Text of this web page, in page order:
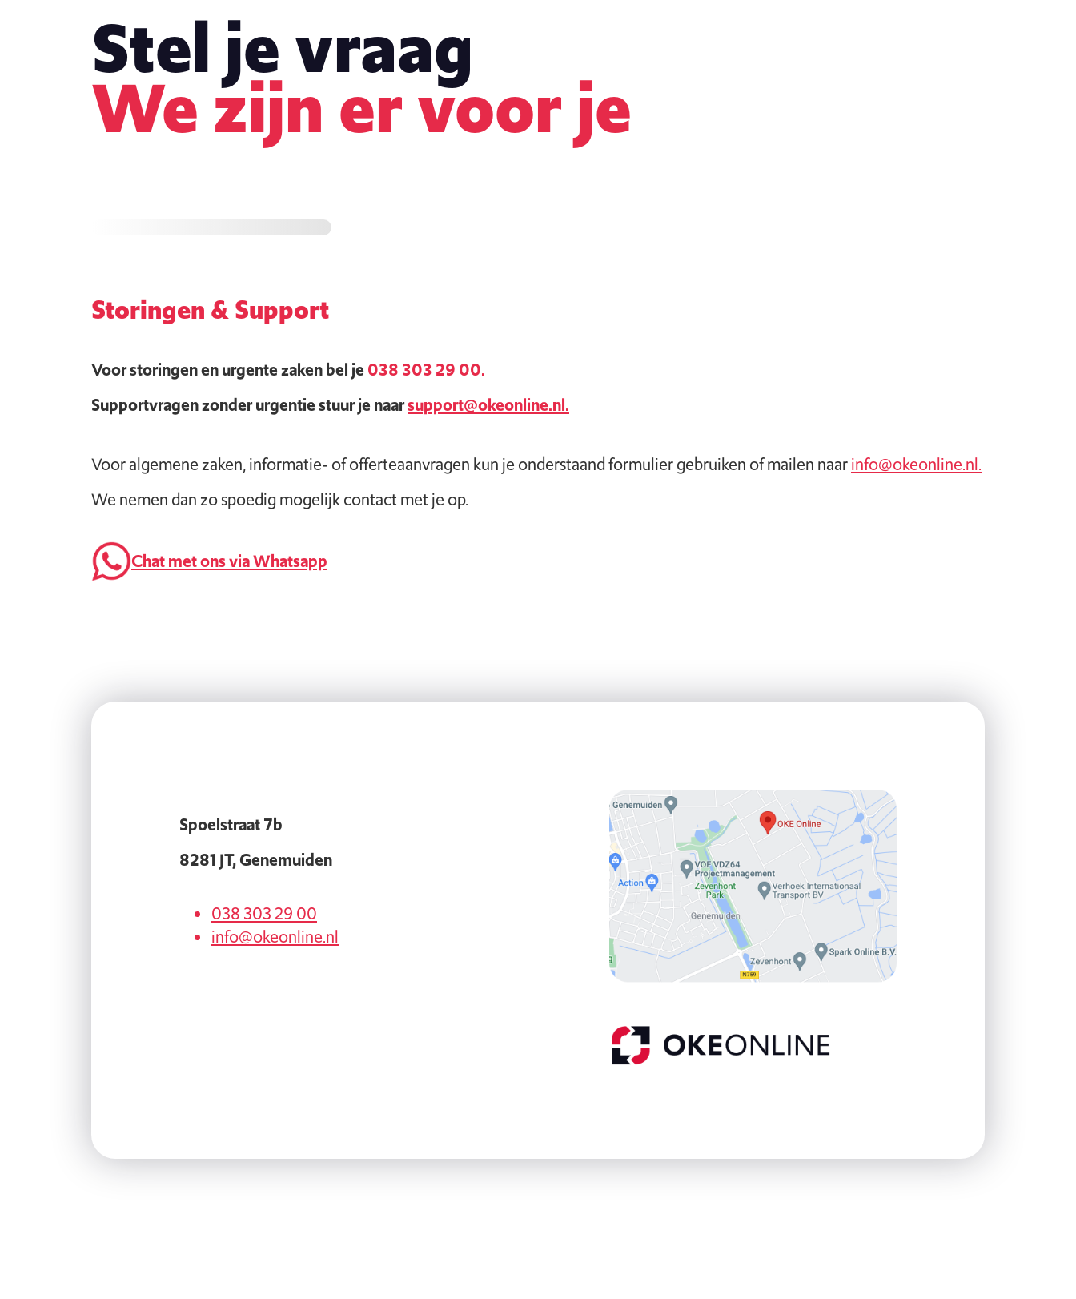
Stel je vraag
We zijn er voor je
Storingen & Support
Voor storingen en urgente zaken bel je038 303 29 00.
Supportvragen zonder urgentie stuur je naarsupport@okeonline.nl.
Voor algemene zaken, informatie- of offerteaanvragen kun je onderstaand formulier gebruiken of mailen naarinfo@okeonline.nl.
We nemen dan zo spoedig mogelijk contact met je op.
Chat met ons via Whatsapp
Spoelstraat 7b
8281 JT, Genemuiden
038 303 29 00
info@okeonline.nl